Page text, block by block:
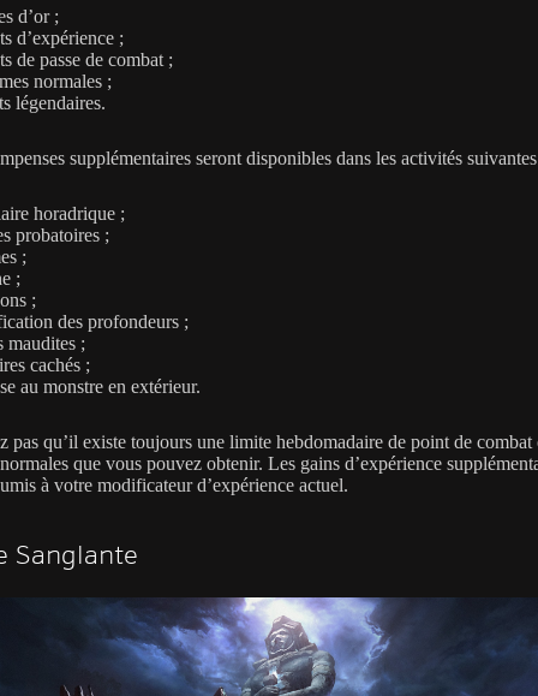
d’or ;
d’expérience ;
de passe de combat ;
normales ;
légendaires.
supplémentaires seront disponibles dans les activités
horadrique ;
probatoires ;
;
;
;
des profondeurs ;
maudites ;
cachés ;
au monstre en extérieur.
pas qu’il existe toujours une limite hebdomadaire de point de combat
que vous pouvez obtenir. Les gains d’expérience
à votre modificateur d’expérience actuel.
Sanglante